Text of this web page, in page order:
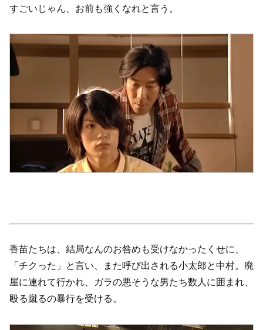
すごいじゃん、お前も強くなれと言う。
香苗たちは、結局なんのお咎めも受けなかったくせに、
「チクった」と言い、また呼び出される小太郎と中村。廃
屋に連れて行かれ、ガラの悪そうな男たち数人に囲まれ、
殴る蹴るの暴行を受ける。